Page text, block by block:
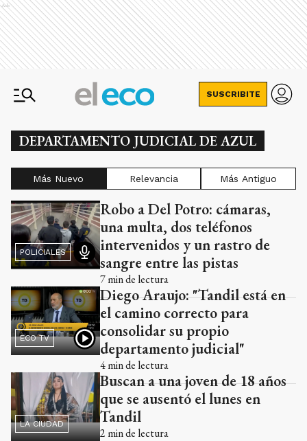
Ads
SUSCRIBITE
DEPARTAMENTO JUDICIAL DE AZUL
Más Nuevo Relevancia Más Antiguo
POLICIALES
Robo a Del Potro: cámaras,
una multa, dos teléfonos
intervenidos y un rastro de
sangre entre las pistas
7min de lectura
ECO TV
Diego Araujo: "Tandil está en
el camino correcto para
consolidar su propio
departamento judicial"
4min de lectura
LA CIUDAD
Buscan a una joven de 18 años
que se ausentó el lunes en
Tandil
2 min de lectura